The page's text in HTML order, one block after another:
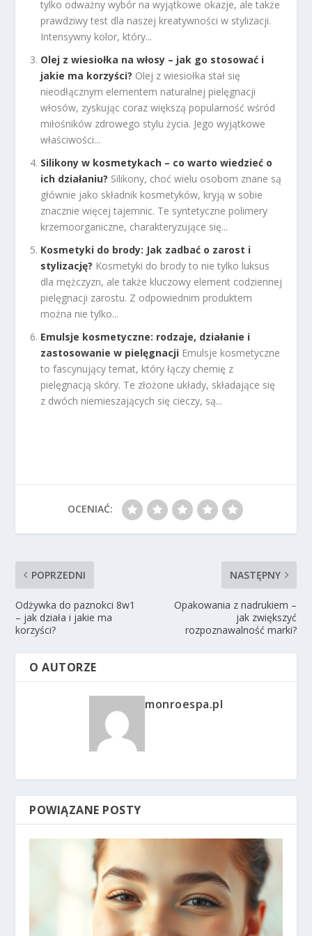
tylko odważny wybór na wyjątkowe okazje, ale także
prawdziwy test dla naszej kreatywności w stylizacji.
Intensywny kolor, który...
Olej z wiesiołka na włosy – jak go stosować i
jakie ma korzyści? Olej z wiesiołka stał się
nieodłącznym elementem naturalnej pielęgnacji
włosów, zyskując coraz większą popularność wśród
miłośników zdrowego stylu życia. Jego wyjątkowe
właściwości...
Silikony w kosmetykach – co warto wiedzieć o
ich działaniu? Silikony, choć wielu osobom znane są
głównie jako składnik kosmetyków, kryją w sobie
znacznie więcej tajemnic. Te syntetyczne polimery
krzemoorganiczne, charakteryzujące się...
Kosmetyki do brody: Jak zadbać o zarost i
stylizację? Kosmetyki do brody to nie tylko luksus
dla mężczyzn, ale także kluczowy element codziennej
pielęgnacji zarostu. Z odpowiednim produktem
można nie tylko...
Emulsje kosmetyczne: rodzaje, działanie i
zastosowanie w pielęgnacji Emulsje kosmetyczne
to fascynujący temat, który łączy chemię z
pielęgnacją skóry. Te złożone układy, składające się
z dwóch niemieszających się cieczy, są...
OCENIAĆ:
POPRZEDNI
Odżywka do paznokci 8w1
– jak działa i jakie ma
korzyści?
NASTĘPNY
Opakowania z nadrukiem –
jak zwiększyć
rozpoznawalność marki?
O AUTORZE
monroespa.pl
POWIĄZANE POSTY